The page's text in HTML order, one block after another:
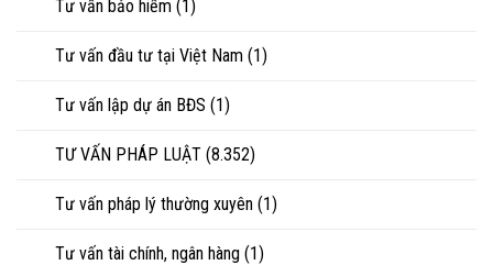
Tư vấn bảo hiểm (1)
Tư vấn đầu tư tại Việt Nam (1)
Tư vấn lập dự án BĐS (1)
TƯ VẤN PHÁP LUẬT (8.352)
Tư vấn pháp lý thường xuyên (1)
Tư vấn tài chính, ngân hàng (1)